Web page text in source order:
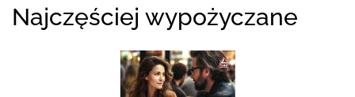
Najczęściej wypożyczane